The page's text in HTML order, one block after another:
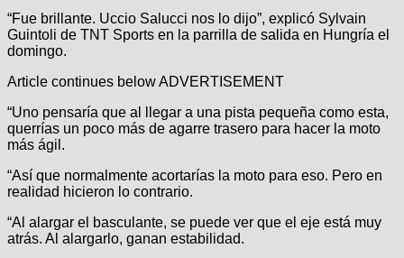
“Fue brillante. Uccio Salucci nos lo dijo”, explicó Sylvain
Guintoli de TNT Sports en la parrilla de salida en Hungría el
domingo.
Article continues belowADVERTISEMENT
“Uno pensaría que al llegar a una pista pequeña como esta,
querrías un poco más de agarre trasero para hacer la moto
más ágil.
“Así que normalmente acortarías la moto para eso. Pero en
realidad hicieron lo contrario.
“Al alargar el basculante, se puede ver que el eje está muy
atrás. Al alargarlo, ganan estabilidad.